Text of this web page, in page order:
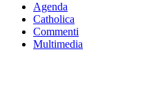
Agenda
Catholica
Commenti
Multimedia